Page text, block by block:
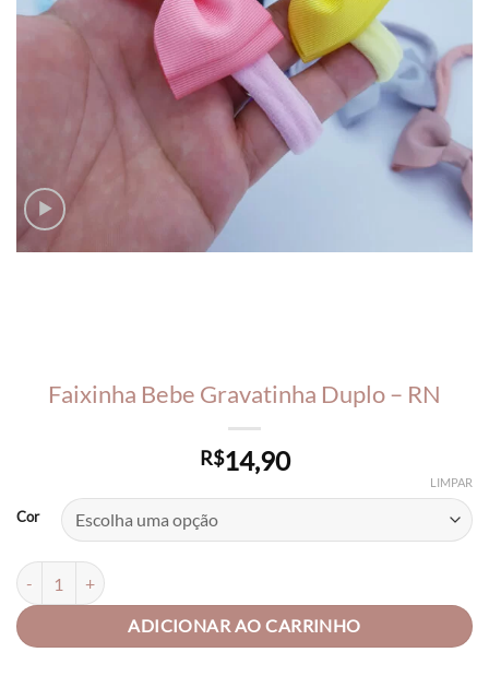
Faixinha Bebe Gravatinha Duplo – RN
R$14,90
Cor
LIMPAR
Faixinha Bebe Gravatinha Duplo - RN quantidade
ADICIONAR AO CARRINHO